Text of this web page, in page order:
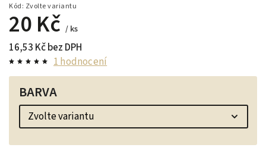
Kód: Zvolte variantu
20 Kč / ks
16,53 Kč bez DPH
1 hodnocení
BARVA